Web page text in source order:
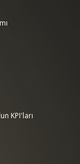
KPI'ları